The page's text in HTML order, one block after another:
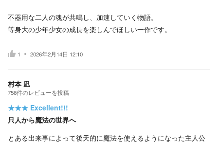
不器用な二人の魂が共鳴し、加速していく物語。
等身大の少年少女の成長を楽しんでほしい一作です。
1 2026年2月14日 12:10
村本 凪
756件のレビューを投稿
★★★ Excellent!!!
只人から魔法の世界へ
とある出来事によって後天的に魔法を使えるようになった主人公